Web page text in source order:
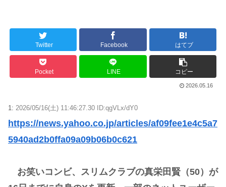
Twitter Facebook はてブ
Pocket LINE コピー
2026.05.16
1: 2026/05/16(土) 11:46:27.30 ID:qgVLx/dY0
https://news.yahoo.co.jp/articles/af09fee1e4c5a7
5940ad2b0ffa09a09b06b0c621
お笑いコンビ、スリムクラブの真栄田賢（50）が